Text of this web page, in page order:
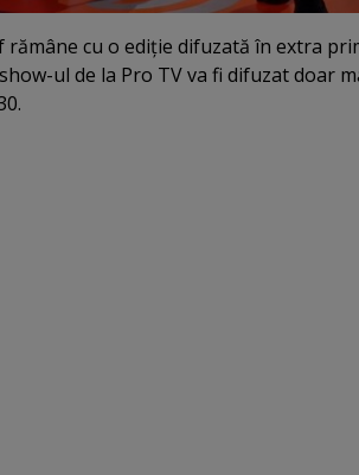
cu o ediţie difuzată în extra
ul de la Pro TV va fi difuzat doar